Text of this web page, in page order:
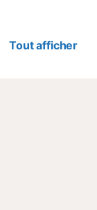
Tout afficher